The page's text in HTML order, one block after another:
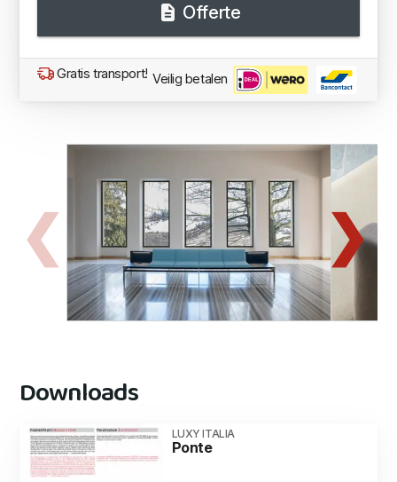
Offerte
Gratis transport! Veilig betalen
Downloads
LUXY ITALIA
Ponte